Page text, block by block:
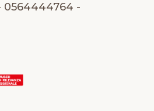
0564444764 -